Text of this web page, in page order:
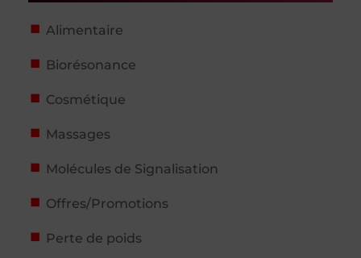
Alimentaire
Biorésonance
Cosmétique
Massages
Molécules de Signalisation
Offres/Promotions
Perte de poids